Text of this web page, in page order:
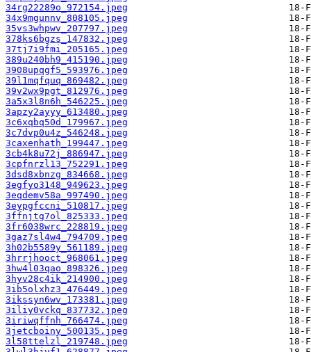
34rg22289o_972154.jpeg
34x9mgunnv_808105.jpeg
35vs3whpwv_207797.jpeg
378ks6bgzs_147832.jpeg
37tj7i9fmi_205165.jpeg
389u240bh9_415190.jpeg
3908upqgf5_593976.jpeg
39l1mqfquq_869482.jpeg
39v2wx9pgt_812976.jpeg
3a5x3l8n6h_546225.jpeg
3apzy2ayyy_613480.jpeg
3c6xqbq50d_179967.jpeg
3c7dvp0u4z_546248.jpeg
3caxenhath_199447.jpeg
3cb4k8u72j_886947.jpeg
3cpfnrzl13_752291.jpeg
3dsd8xbnzg_834668.jpeg
3egfyo3148_949623.jpeg
3eqdemv58a_997490.jpeg
3eypgfccni_510817.jpeg
3ffnjtg7ol_825333.jpeg
3fr6038wrc_228819.jpeg
3gaz7sl4w4_794709.jpeg
3h02b5589y_561189.jpeg
3hrrjhooct_968061.jpeg
3hw4l03qao_898326.jpeg
3hyv28c4ik_214900.jpeg
3ib5olxhz3_476449.jpeg
3ikssyn6wv_173381.jpeg
3iliy0vckq_837732.jpeg
3iriwqffnh_766474.jpeg
3jetcboiny_500135.jpeg
3l58ttelzl_219748.jpeg